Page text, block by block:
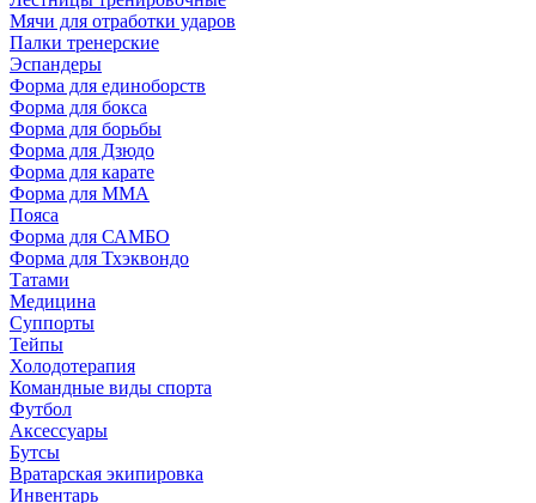
Мячи для отработки ударов
Палки тренерские
Эспандеры
Форма для единоборств
Форма для бокса
Форма для борьбы
Форма для Дзюдо
Форма для карате
Форма для MMA
Пояса
Форма для САМБО
Форма для Тхэквондо
Татами
Медицина
Суппорты
Тейпы
Холодотерапия
Командные виды спорта
Футбол
Аксессуары
Бутсы
Вратарская экипировка
Инвентарь